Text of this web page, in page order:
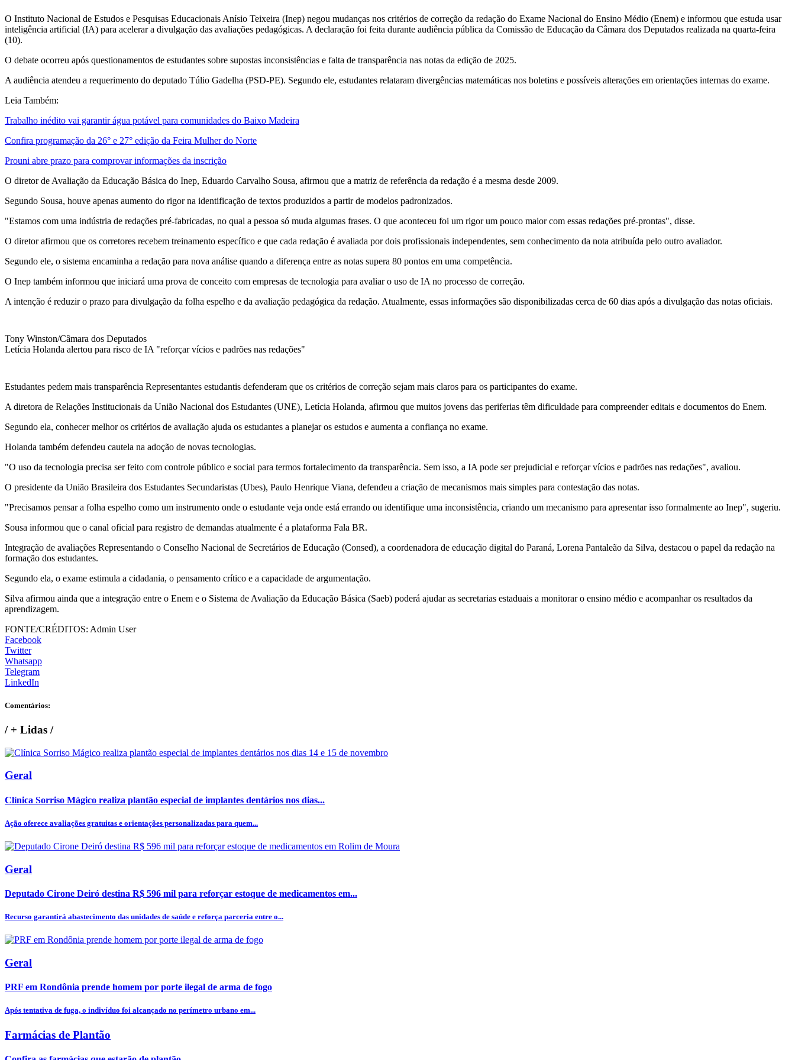
O Instituto Nacional de Estudos e Pesquisas Educacionais Anísio Teixeira (Inep) negou mudanças nos critérios de correção da redação do Exame Nacional do Ensino Médio (Enem) e informou que estuda usar
inteligência artificial (IA) para acelerar a divulgação das avaliações pedagógicas. A declaração foi feita durante audiência pública da Comissão de Educação da Câmara dos Deputados realizada na quarta-feira
(10).
O debate ocorreu após questionamentos de estudantes sobre supostas inconsistências e falta de transparência nas notas da edição de 2025.
A audiência atendeu a requerimento do deputado Túlio Gadelha (PSD-PE). Segundo ele, estudantes relataram divergências matemáticas nos boletins e possíveis alterações em orientações internas do exame.
Leia Também:
Trabalho inédito vai garantir água potável para comunidades do Baixo Madeira
Confira programação da 26° e 27° edição da Feira Mulher do Norte
Prouni abre prazo para comprovar informações da inscrição
O diretor de Avaliação da Educação Básica do Inep, Eduardo Carvalho Sousa, afirmou que a matriz de referência da redação é a mesma desde 2009.
Segundo Sousa, houve apenas aumento do rigor na identificação de textos produzidos a partir de modelos padronizados.
"Estamos com uma indústria de redações pré-fabricadas, no qual a pessoa só muda algumas frases. O que aconteceu foi um rigor um pouco maior com essas redações pré-prontas", disse.
O diretor afirmou que os corretores recebem treinamento específico e que cada redação é avaliada por dois profissionais independentes, sem conhecimento da nota atribuída pelo outro avaliador.
Segundo ele, o sistema encaminha a redação para nova análise quando a diferença entre as notas supera 80 pontos em uma competência.
O Inep também informou que iniciará uma prova de conceito com empresas de tecnologia para avaliar o uso de IA no processo de correção.
A intenção é reduzir o prazo para divulgação da folha espelho e da avaliação pedagógica da redação. Atualmente, essas informações são disponibilizadas cerca de 60 dias após a divulgação das notas oficiais.
Tony Winston/Câmara dos Deputados
Letícia Holanda alertou para risco de IA "reforçar vícios e padrões nas redações"
Estudantes pedem mais transparência Representantes estudantis defenderam que os critérios de correção sejam mais claros para os participantes do exame.
A diretora de Relações Institucionais da União Nacional dos Estudantes (UNE), Letícia Holanda, afirmou que muitos jovens das periferias têm dificuldade para compreender editais e documentos do Enem.
Segundo ela, conhecer melhor os critérios de avaliação ajuda os estudantes a planejar os estudos e aumenta a confiança no exame.
Holanda também defendeu cautela na adoção de novas tecnologias.
"O uso da tecnologia precisa ser feito com controle público e social para termos fortalecimento da transparência. Sem isso, a IA pode ser prejudicial e reforçar vícios e padrões nas redações", avaliou.
O presidente da União Brasileira dos Estudantes Secundaristas (Ubes), Paulo Henrique Viana, defendeu a criação de mecanismos mais simples para contestação das notas.
"Precisamos pensar a folha espelho como um instrumento onde o estudante veja onde está errando ou identifique uma inconsistência, criando um mecanismo para apresentar isso formalmente ao Inep", sugeriu.
Sousa informou que o canal oficial para registro de demandas atualmente é a plataforma Fala BR.
Integração de avaliações Representando o Conselho Nacional de Secretários de Educação (Consed), a coordenadora de educação digital do Paraná, Lorena Pantaleão da Silva, destacou o papel da redação na
formação dos estudantes.
Segundo ela, o exame estimula a cidadania, o pensamento crítico e a capacidade de argumentação.
Silva afirmou ainda que a integração entre o Enem e o Sistema de Avaliação da Educação Básica (Saeb) poderá ajudar as secretarias estaduais a monitorar o ensino médio e acompanhar os resultados da
aprendizagem.
FONTE/CRÉDITOS: Admin User
Facebook
Twitter
Whatsapp
Telegram
LinkedIn
Comentários:
/+ Lidas /
Geral
Clínica Sorriso Mágico realiza plantão especial de implantes dentários nos dias...
Ação oferece avaliações gratuitas e orientações personalizadas para quem...
Geral
Deputado Cirone Deiró destina R$ 596 mil para reforçar estoque de medicamentos em...
Recurso garantirá abastecimento das unidades de saúde e reforça parceria entre o...
Geral
PRF em Rondônia prende homem por porte ilegal de arma de fogo
Após tentativa de fuga, o indivíduo foi alcançado no perímetro urbano em...
Farmácias de Plantão